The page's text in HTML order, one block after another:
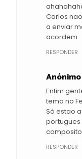
Carlos
a enviar
acordem
RESPONDER
Anónimo
Enfim
tema no
Só estao
portugues
RESPONDER